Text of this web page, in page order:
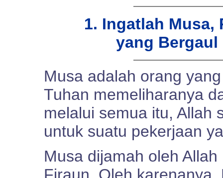
1. Ingatlah Musa,
yang Bergaul
Musa adalah orang
Tuhan memeliharanya
melalui semua itu, Allah
untuk suatu pekerjaan
Musa dijamah oleh